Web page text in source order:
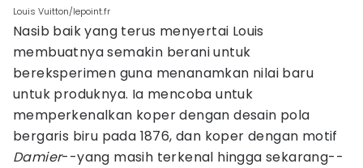
Louis Vuitton/lepoint.fr
Nasib baik yang terus menyertai Louis
membuatnya semakin berani untuk
bereksperimen guna menanamkan nilai baru
untuk produknya. Ia mencoba untuk
memperkenalkan koper dengan desain pola
bergaris biru pada 1876, dan koper dengan motif
Damier--yang masih terkenal hingga sekarang--